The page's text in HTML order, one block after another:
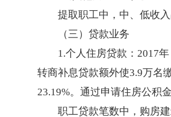
提取职工中，中、低收
（三）贷款业务
1.个人住房贷款：2017
转商补息贷款额外使3.9万名
23.19%。通过申请住房公积
职工贷款笔数中，购房